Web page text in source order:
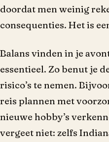
doordat men weinig
consequenties. Het is
Balans vinden in je
essentieel. Zo benut je
risico’s te nemen.
reis plannen met
nieuwe hobby’s
vergeet niet: zelfs